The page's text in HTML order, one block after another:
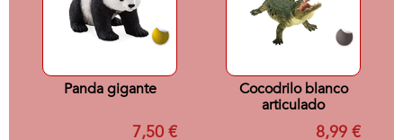
Panda gigante
7,50 €
Cocodrilo blanco
articulado
8,99 €